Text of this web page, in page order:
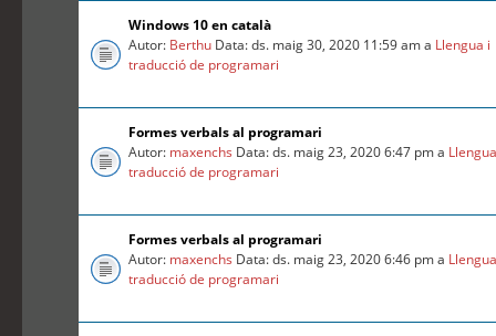
Windows 10 en català
Autor: Berthu Data: ds. maig 30, 2020 11:59 am a Llengua i
traducció de programari
Formes verbals al programari
Autor: maxenchs Data: ds. maig 23, 2020 6:47 pm a
traducció de programari
Formes verbals al programari
Autor: maxenchs Data: ds. maig 23, 2020 6:46 pm a
traducció de programari